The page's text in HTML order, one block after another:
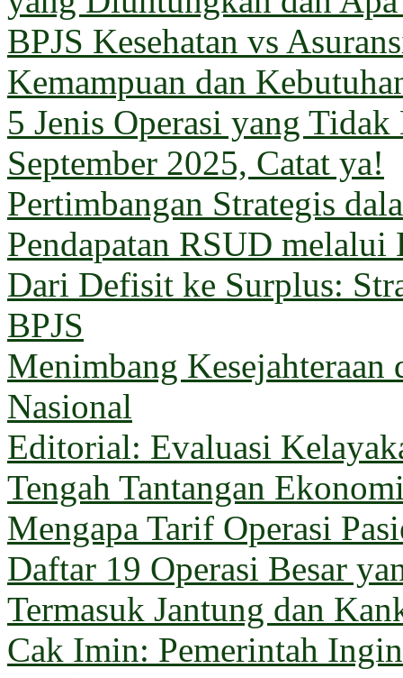
BPJS Kesehatan vs
Kemampuan dan
5 Jenis Operasi yang
September 2025, Catat ya!
Pertimbangan Strategis
Pendapatan RSUD melalui
Dari Defisit ke Surplus:
BPJS
Menimbang Kesejahteraan
Nasional
Editorial: Evaluasi
Tengah Tantangan
Mengapa Tarif Operasi
Daftar 19 Operasi Besar
Termasuk Jantung dan
Cak Imin: Pemerintah